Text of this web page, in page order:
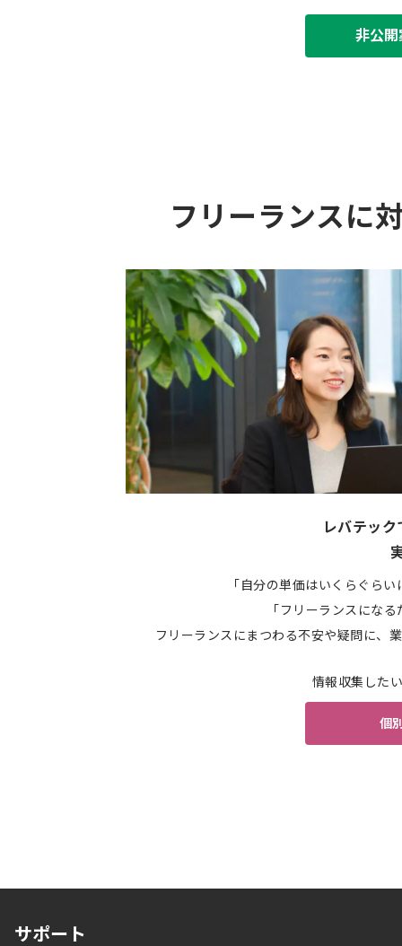
非公
フリーランスに
レバテッ
「自分の単価はいくらぐら
「フリーランスにな
フリーランスにまつわる不安や疑問に、
情報収集した
個
サポート